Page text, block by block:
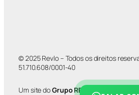
© 2025 Revlo – Todos os direitos
51.710.608/0001-40
Um site doGrupo REVLO